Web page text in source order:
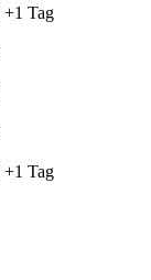
+1 Tag
+1 Tag